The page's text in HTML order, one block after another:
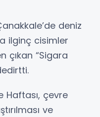
deniz
ilginç cisimler
çıkan “Sigara
Haftası, çevre
ve